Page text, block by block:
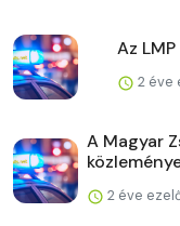
Az
2 éve
A Magyar
2 éve